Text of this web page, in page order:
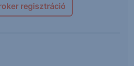
regisztráció